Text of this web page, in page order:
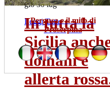
gio 30 lug
Leggi Tutto
In tutta la
Sicilia
domani è
allerta
Pergusa e il mito di
Proserpina